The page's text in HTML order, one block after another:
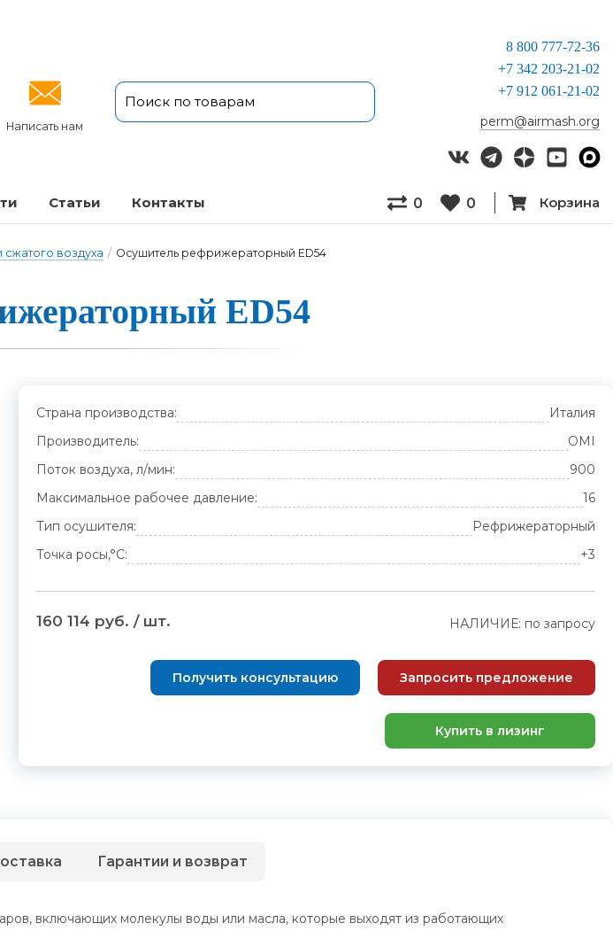
Написать нам
8 800 777-72-36
+7 342 203-21-02
+7 912 061-21-02
perm@airmash.org
Статьи Кон­так­ты 0 0 Корзина
сжатого воздуха / Осушитель рефрижераторный ED54
ED54
Страна производства:
Италия
Производитель:
OMI
Поток воздуха, л/мин:
900
Максимальное рабочее давление:
16
Тип осушителя:
Рефрижераторный
Точка росы,°С:
+3
160 114 руб. / шт. НАЛИЧИЕ: по запросу
Получить консультацию Запросить предложение
Купить в лизинг
включающих молекулы воды или масла, которые выходят из работающих
Гарантии и возврат